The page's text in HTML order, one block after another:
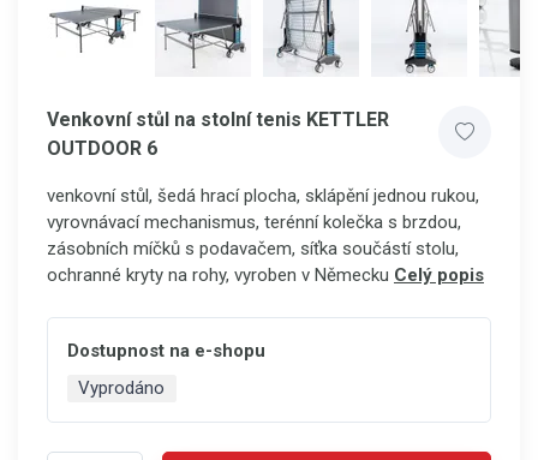
Venkovní stůl na stolní tenis KETTLER
OUTDOOR 6
venkovní stůl, šedá hrací plocha, sklápění jednou rukou,
vyrovnávací mechanismus, terénní kolečka s brzdou,
zásobních míčků s podavačem, síťka součástí stolu,
ochranné kryty na rohy, vyroben v Německu Celý popis
Dostupnost na e-shopu
Vyprodáno